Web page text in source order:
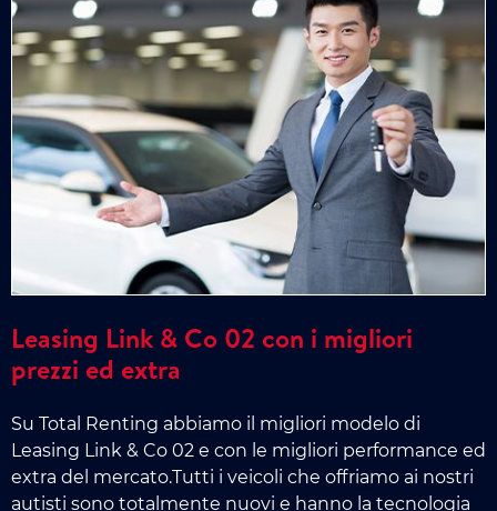
Leasing Link & Co 02 con i migliori
prezzi ed extra
Su Total Renting abbiamo il migliori modelo di
Leasing Link & Co 02 e con le migliori performance ed
extra del mercato.Tutti i veicoli che offriamo ai nostri
autisti sono totalmente nuovi e hanno la tecnologia